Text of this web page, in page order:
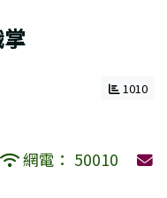
1010
網電： 50010